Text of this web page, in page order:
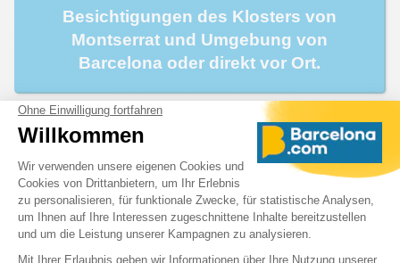
Besichtigungen des Klosters von
Montserrat und Umgebung von
Barcelona oder direkt vor Ort.
Wo liegt Montserrat?
Montserrat Spanien befindet sich 60 km nordwestlich von
Barcelona. Mit dem Auto dauert es etwa 1 Stunde und 15
Minuten vom Stadtzentrum zum Kloster.